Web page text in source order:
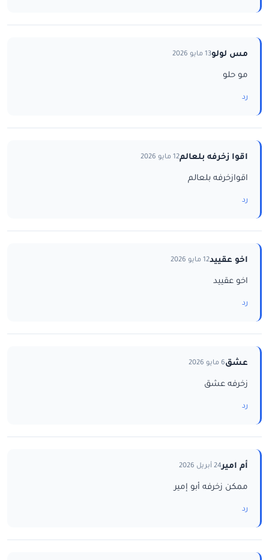
مس لولو13 مايو 2026
مو حلو
رد
اقوا زخرفه بلعالم12 مايو 2026
اقوازخرفه بلعالم
رد
اخو عقييد12 مايو 2026
اخو عقييد
رد
عشق6 مايو 2026
زخرفه عشق
رد
أم امير24 أبريل 2026
ممكن زخرفه أبو إمير
رد